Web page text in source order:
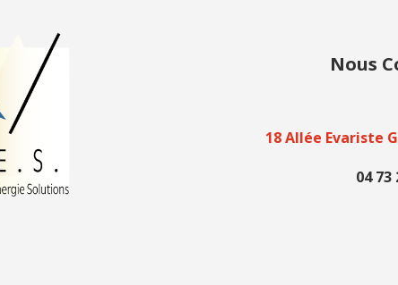
Nous
18 Allée Evariste
04 73